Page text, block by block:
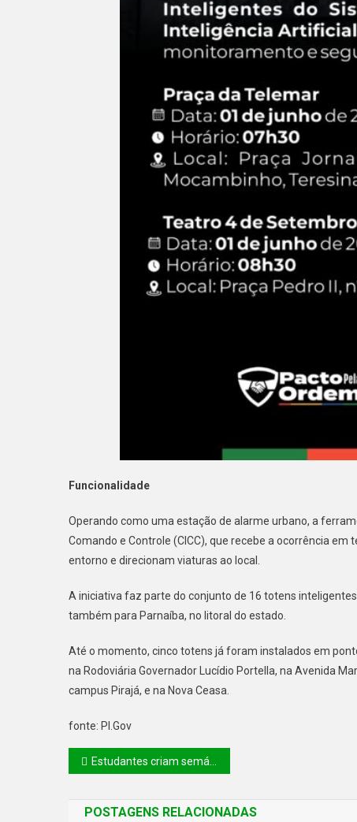
Funcionalidade
Operando como uma estação de alarme urbano, a
Comando e Controle (CICC), que recebe a ocorrência
entorno e direcionam viaturas ao local.
A iniciativa faz parte do conjunto de 16 totens
também para Parnaíba, no litoral do estado.
Até o momento, cinco totens já foram instalados em
na Rodoviária Governador Lucídio Portella, na Avenida
campus Pirajá, e na Nova Ceasa.
fonte: PI.Gov
Estudantes criam semáforos inteligentes, miniusinas solares e até jogos na 1ª Mostra Robótica Estudantil da Seduc-PI
POSTAGENS RELACIONADAS